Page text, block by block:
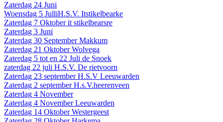
Zaterdag 24 Juni
Woensdag 5 JulliH.S.V. Itstikelbearke
Zaterdag 7 Oktober it stikelbearsre
Zaterdag 3 Juni
Zaterdag 30 September Makkum
Zaterdag 21 Oktober Wolvega
Zaterdag 5 tot en 22 Juli de Snoek
zaterdag 22 juli H.S.V. De rietvoorn
Zaterdag 23 september H.S.V Leeuwarden
Zaterdag 2 september H.s.V.heerenveen
Zaterdag 4 November
Zaterdag 4 November Leeuwarden
Zaterdag 14 Oktober Westergeest